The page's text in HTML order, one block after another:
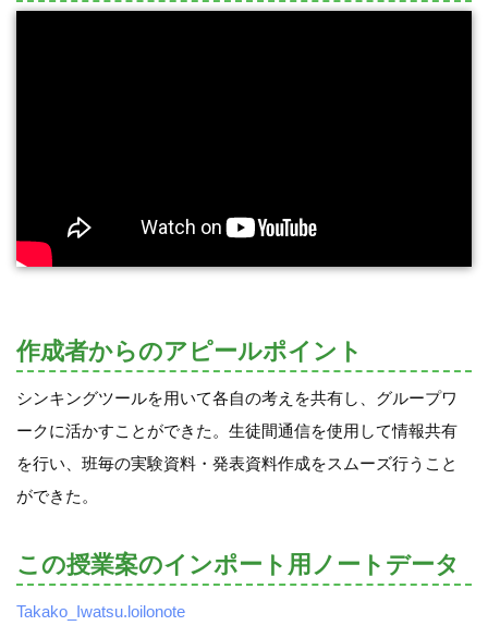
作成者からのアピールポイント
シンキングツールを用いて各自の考えを共有し、グループワ
ークに活かすことができた。生徒間通信を使用して情報共有
を行い、班毎の実験資料・発表資料作成をスムーズ行うこと
ができた。
この授業案のインポート用ノートデータ
Takako_Iwatsu.loilonote